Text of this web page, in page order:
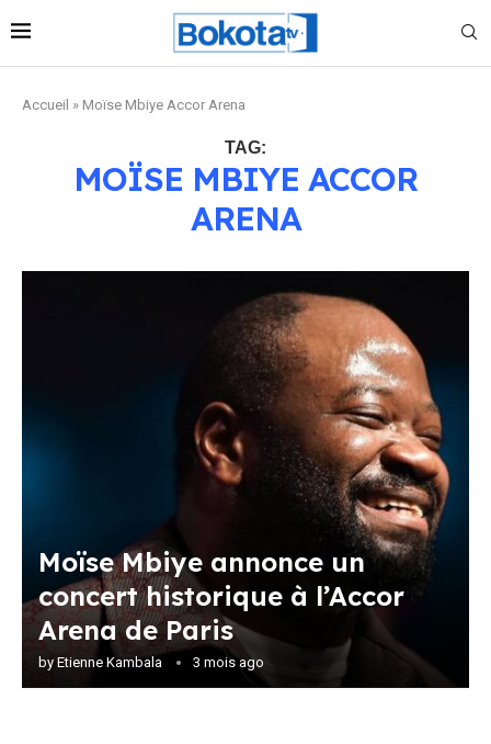
Accueil » Moïse Mbiye Accor Arena
TAG:
MOÏSE MBIYE ACCOR
ARENA
Moïse Mbiye annonce un
concert historique à l’Accor
Arena de Paris
by Etienne Kambala 3 mois ago